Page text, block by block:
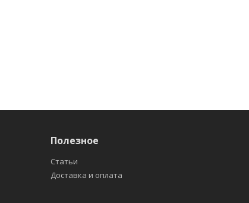
Полезное
Статьи
Доставка и оплата